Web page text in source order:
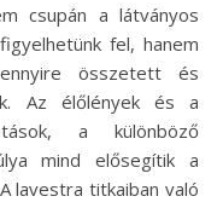
csupán a látványos
fel, hanem
összetett és
Az élőlények és a
a különböző
mind elősegítik a
lavestra titkaiban való